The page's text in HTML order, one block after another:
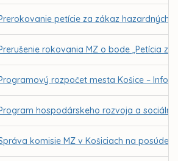
petície za zákaz hazardných
rokovania MZ o bode „Petícia
rozpočet mesta Košice –
hospodárskeho rozvoja a
komisie MZ v Košiciach na